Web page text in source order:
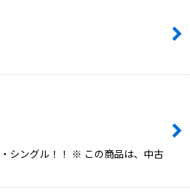
シングル！！ ※ この商品は、中古